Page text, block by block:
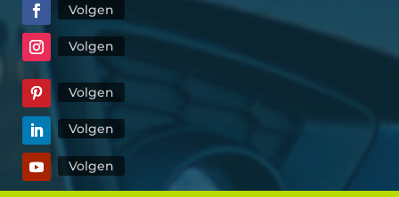
Volgen
Volgen
Volgen
Volgen
Volgen